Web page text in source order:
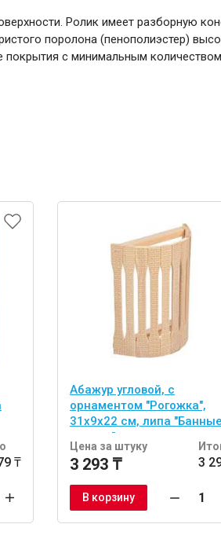
Ролик имеет разборную
поролона (пенополиэстер)
с минимальным
₸
Абажур угловой, с
орнаментом "Рогожка",
31х9х22 см, липа "Банные
штучки"
Цена за штуку
3 293 ₸ 3
В корзину